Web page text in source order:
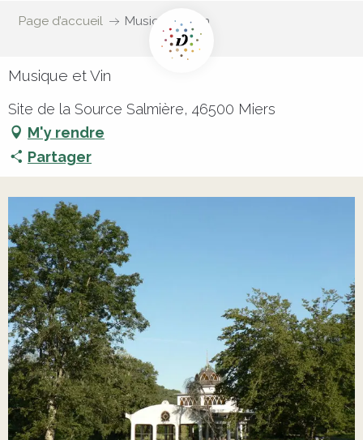
Page d’accueil Musique et Vin
Musique et Vin
Site de la Source Salmière, 46500 Miers
M'y rendre
Partager